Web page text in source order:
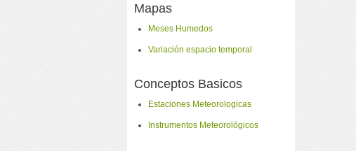
Mapas
Meses Humedos
Variación espacio temporal
Conceptos Basicos
Estaciones Meteorologicas
Instrumentos Meteorológicos